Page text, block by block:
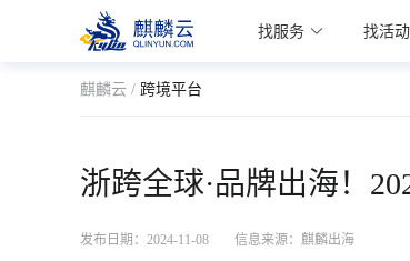
麒麟学院
Kylin Academy 找服务 找活动
麒麟云 / 跨境平台
浙跨全球·品牌出海！
发布日期：2024-11-08 信息来源：麒麟出海